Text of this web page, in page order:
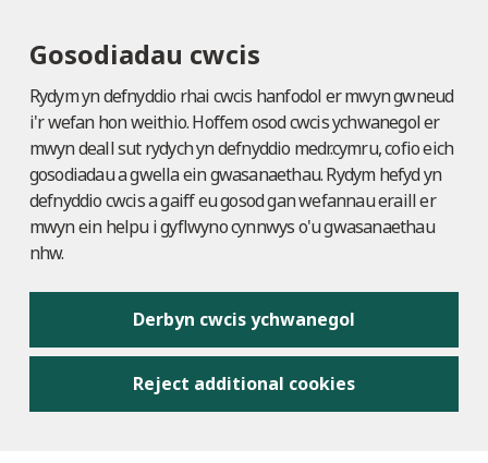
Gosodiadau cwcis
Rydym yn defnyddio rhai cwcis hanfodol er mwyn gwneud
i'r wefan hon weithio. Hoffem osod cwcis ychwanegol er
mwyn deall sut rydych yn defnyddio medr.cymru, cofio eich
gosodiadau a gwella ein gwasanaethau. Rydym hefyd yn
defnyddio cwcis a gaiff eu gosod gan wefannau eraill er
mwyn ein helpu i gyflwyno cynnwys o'u gwasanaethau
nhw.
Derbyn cwcis ychwanegol
Reject additional cookies